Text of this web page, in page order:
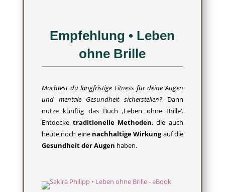
Empfehlung • Leben
ohne Brille
Möchtest du langfristige Fitness für deine Augen
und mentale Gesundheit sicherstellen? Dann
nutze künftig das Buch ‚Leben ohne Brille‘.
Entdecke traditionelle Methoden, die auch
heute noch eine nachhaltige Wirkungauf die
Gesundheit der Augen haben.